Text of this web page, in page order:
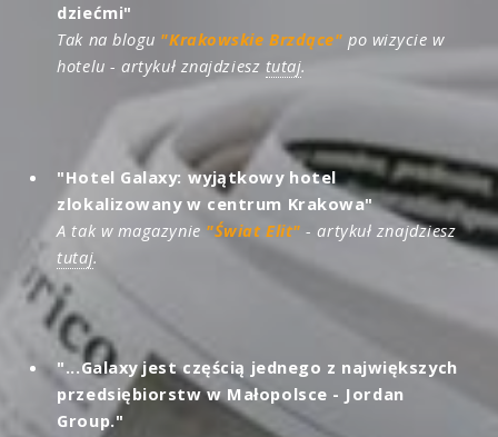
dziećmi"
Tak na blogu "Krakowskie Brzdące" po wizycie w
hotelu - artykuł znajdziesz tutaj.
"Hotel Galaxy: wyjątkowy hotel
zlokalizowany w centrum Krakowa"
A tak w magazynie "Świat Elit"- artykuł znajdziesz
tutaj.
"...Galaxy jest częścią jednego z największych
przedsiębiorstw w Małopolsce - Jordan
Group."